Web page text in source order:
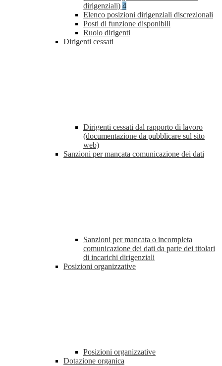
dirigenziali) 4
Elenco posizioni dirigenziali discrezionali
Posti di funzione disponibili
Ruolo dirigenti
Dirigenti cessati
Dirigenti cessati dal rapporto di lavoro
(documentazione da pubblicare sul sito
web)
Sanzioni per mancata comunicazione dei dati
Sanzioni per mancata o incompleta
comunicazione dei dati da parte dei titolari
di incarichi dirigenziali
Posizioni organizzative
Posizioni organizzative
Dotazione organica